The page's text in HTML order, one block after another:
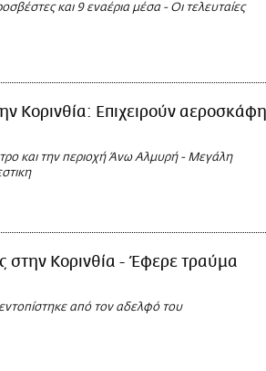
και 9 εναέρια μέσα - Οι τελευταίες
Κορινθία: Επιχειρούν αεροσκάφη
και την περιοχή Άνω Αλμυρή - Μεγάλη
στην Κορινθία - Έφερε τραύμα
από τον αδελφό του